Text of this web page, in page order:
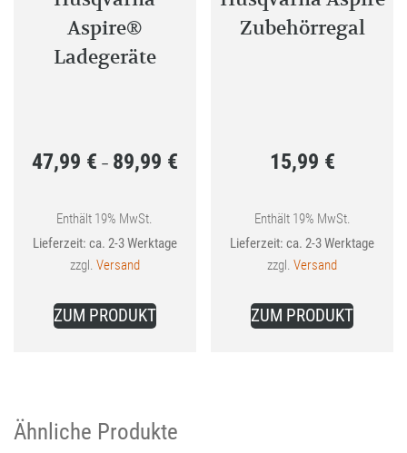
Aspire®
Ladegeräte
47,99 € – 89,99 €Preisspanne:
89,99 €
Enthält 19% MwSt.
Lieferzeit: ca. 2-3 Werktage
zzgl. Versand
ZUM PRODUKTProdukt
auf.
Zubehörregal
15,99 €
Enthält 19% MwSt.
Lieferzeit: ca. 2-3 Werktage
zzgl.Versand
ZUM PRODUKT
Ähnliche Produkte